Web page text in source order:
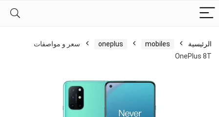
الرئيسية mobiles
oneplus
سعر و مواصفات
OnePlus 8T